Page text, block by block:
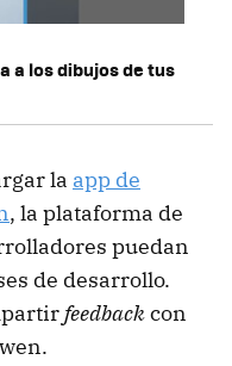
a los dibujos de tus
la app de
, la plataforma de
puedan
de desarrollo.
feedbackcon